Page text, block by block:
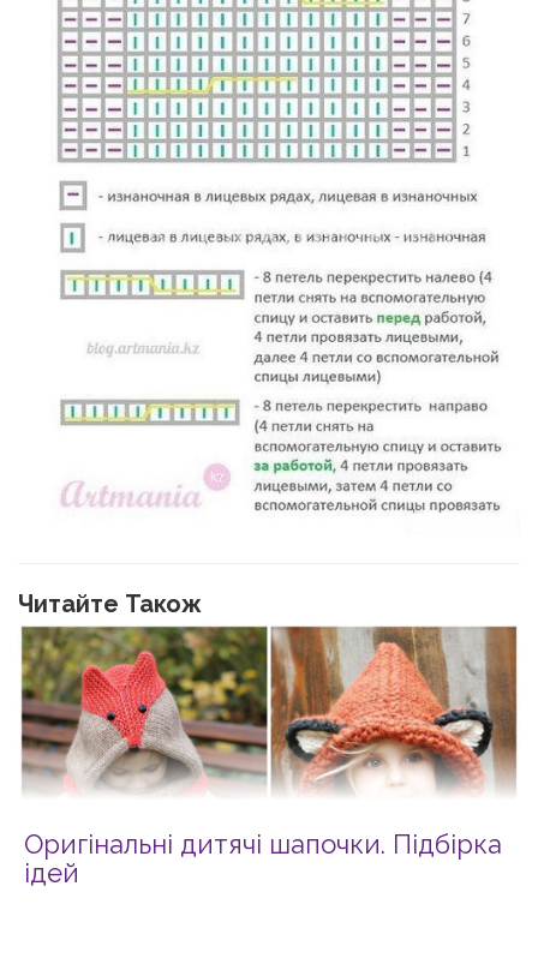
Читайте Також
Оригінальні дитячі шапочки. Підбірка
ідей